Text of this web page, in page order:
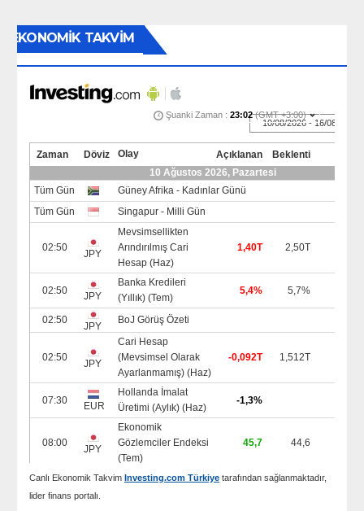
EKONOMİK TAKVİM
Canlı Ekonomik Takvim Investing.com Türkiye tarafından sağlanmaktadır,
lider finans portalı.